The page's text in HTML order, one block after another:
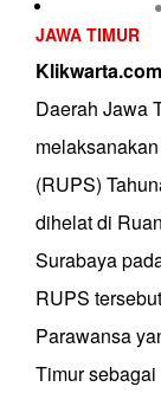
JAWA TIMUR
Daerah Jawa
(RUPS)
dihelat di
Surabaya
RUPS
Parawansa
Timur